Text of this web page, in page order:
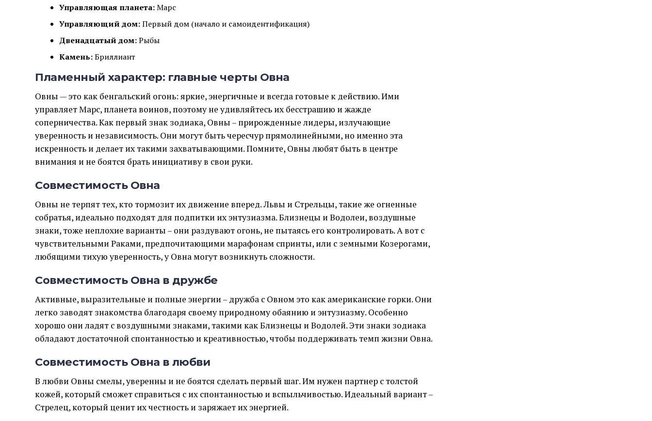
Управляющая планета:Марс
Управляющий дом:Первый дом (начало и самоидентификация)
Двенадцатый дом:Рыбы
Камень:Бриллиант
Пламенный характер: главные черты Овна
Овны — это как бенгальский огонь: яркие, энергичные и всегда готовые к действию. Ими
управляет Марс, планета воинов, поэтому не удивляйтесь их бесстрашию и жажде
соперничества. Как первый знак зодиака, Овны – прирожденные лидеры, излучающие
уверенность и независимость. Они могут быть чересчур прямолинейными, но именно эта
искренность и делает их такими захватывающими. Помните, Овны любят быть в центре
внимания и не боятся брать инициативу в свои руки.
Совместимость Овна
Овны не терпят тех, кто тормозит их движение вперед. Львы и Стрельцы, такие же огненные
собратья, идеально подходят для подпитки их энтузиазма. Близнецы и Водолеи, воздушные
знаки, тоже неплохие варианты – они раздувают огонь, не пытаясь его контролировать. А вот с
чувствительными Раками, предпочитающими марафонам спринты, или с земными Козерогами,
любящими тихую уверенность, у Овна могут возникнуть сложности.
Совместимость Овна в дружбе
Активные, выразительные и полные энергии – дружба с Овном это как американские горки. Они
легко заводят знакомства благодаря своему природному обаянию и энтузиазму. Особенно
хорошо они ладят с воздушными знаками, такими как Близнецы и Водолей. Эти знаки зодиака
обладают достаточной спонтанностью и креативностью, чтобы поддерживать темп жизни Овна.
Совместимость Овна в любви
В любви Овны смелы, уверенны и не боятся сделать первый шаг. Им нужен партнер с толстой
кожей, который сможет справиться с их спонтанностью и вспыльчивостью. Идеальный вариант –
Стрелец, который ценит их честность и заряжает их энергией.